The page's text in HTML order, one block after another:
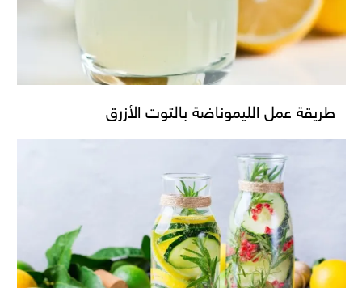
طريقة عمل الليموناضة بالتوت الأزرق